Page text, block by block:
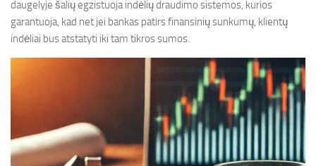
daugelyje šalių egzistuoja indėlių draudimo sistemos, kurios
garantuoja, kad net jei bankas patirs finansinių sunkumų, klientų
indėliai bus atstatyti iki tam tikros sumos.